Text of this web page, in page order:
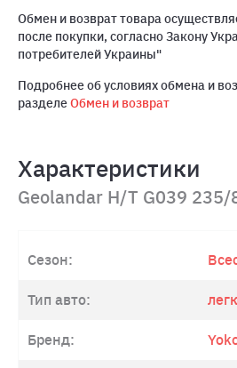
Обмен и возврат товара
после покупки, согласно Закону
потребителей Украины"
Подробнее об условиях обмена и
разделеОбмен и возврат
Характеристики
Geolandar H/T G039 235/
Сезон:
Тип авто:
Бренд: